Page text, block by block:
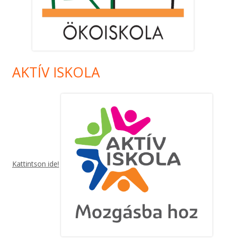
AKTÍV ISKOLA
Kattintson ide!